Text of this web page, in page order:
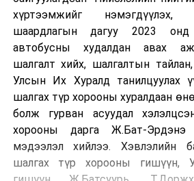
хүртээмжийг
шаардлагын дагуу 2023 онд
автобусны худалдан авах
шалгалт хийх, шалгалтын
Улсын Их Хуралд танилцуулах
шалгах түр хорооны хуралдаан
болж гурван асуудал
хорооны дарга Ж.Бат-
мэдээлэл хийлээ. Хэвлэлийн
шалгах түр хорооны гишүүн,